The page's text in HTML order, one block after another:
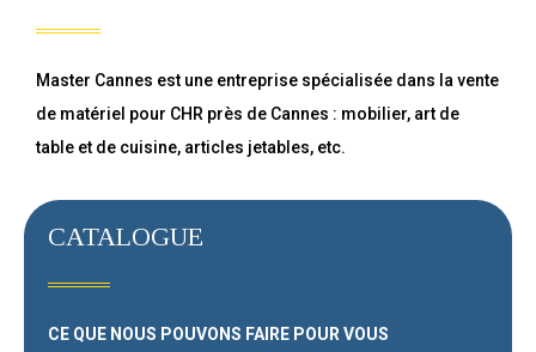
Master Cannes est une entreprise spécialisée dans la vente
de matériel pour CHR près de Cannes : mobilier, art de
table et de cuisine, articles jetables, etc.
CATALOGUE
CE QUE NOUS POUVONS FAIRE POUR VOUS